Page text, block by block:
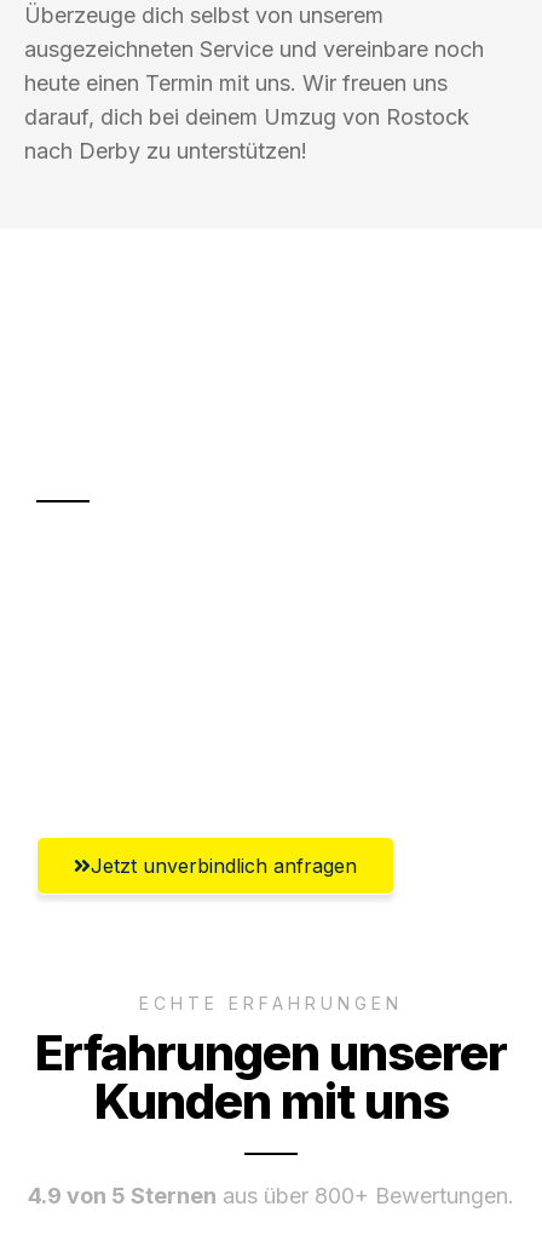
Überzeuge dich selbst von unserem
ausgezeichneten Service und vereinbare noch
heute einen Termin mit uns. Wir freuen uns
darauf, dich bei deinem Umzug von Rostock
nach Derby zu unterstützen!
Jetzt unverbindlich anfragen
ECHTE ERFAHRUNGEN
Erfahrungen unserer
Kunden mit uns
4.9 von 5 Sternen aus über 800+ Bewertungen.